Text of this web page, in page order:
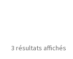
3 résultats affichés